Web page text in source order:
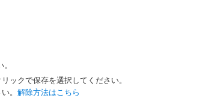
ックで保存を選択してください。
。 解除方法はこちら